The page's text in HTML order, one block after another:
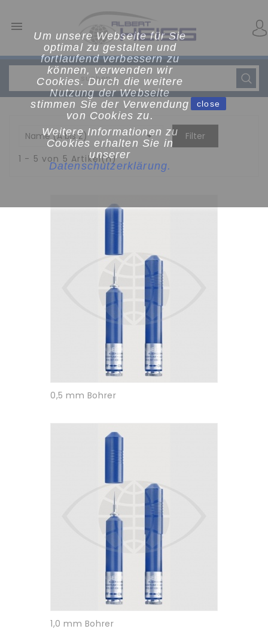
Um unsere Webseite für Sie
optimal zu gestalten und
fortlaufend verbessern zu
können, verwenden wir
Cookies. Durch die weitere
Nutzung der Webseite
stimmen Sie der Verwendung
von Cookies zu.
Weitere Informationen zu
Cookies erhalten Sie in
unserer
Datenschutzerklärung.
close

Name (A bis Z) 
Filter
1 - 5 von 5 Artikel(n)
0,5 mm Bohrer
1,0 mm Bohrer